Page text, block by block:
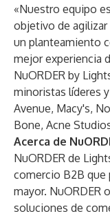
«Nuestro equipo
objetivo de
un planteamiento
mejor experiencia
NuORDER by
minoristas líderes
Avenue, Macy's,
Bone, Acne
Acerca de
NuORDER de
comercio B2B que
mayor. NuORDER
soluciones de